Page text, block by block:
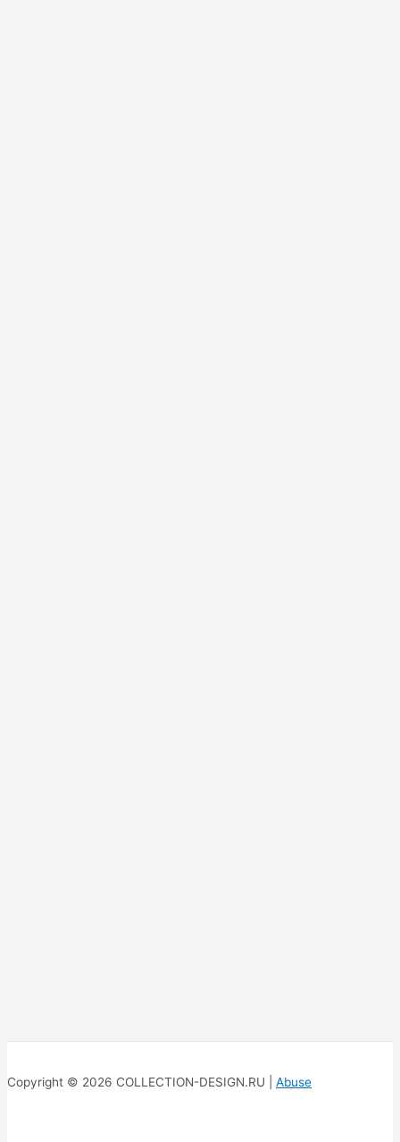
Copyright © 2026 COLLECTION-DESIGN.RU | Abuse